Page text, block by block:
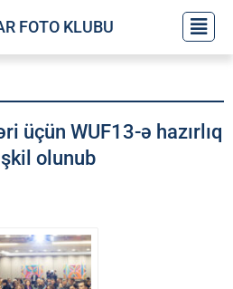
FOTO KLUBU
üçün WUF13-ə hazırlıq
olunub